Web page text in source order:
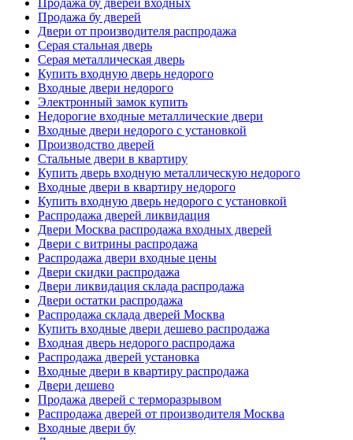
Продажа бу дверей входных
Продажа бу дверей
Двери от производителя распродажа
Серая стальная дверь
Серая металлическая дверь
Купить входную дверь недорого
Входные двери недорого
Электронный замок купить
Недорогие входные металлические двери
Входные двери недорого с установкой
Производство дверей
Стальные двери в квартиру
Купить дверь входную металлическую недорого
Входные двери в квартиру недорого
Купить входную дверь недорого с установкой
Распродажа дверей ликвидация
Двери Москва распродажа входных дверей
Двери с витрины распродажа
Распродажа двери входные цены
Двери скидки распродажа
Двери ликвидация склада распродажа
Двери остатки распродажа
Распродажа склада дверей Москва
Купить входные двери дешево распродажа
Входная дверь недорого распродажа
Распродажа дверей установка
Входные двери в квартиру распродажа
Двери дешево
Продажа дверей с терморазрывом
Распродажа дверей от производителя Москва
Входные двери бу